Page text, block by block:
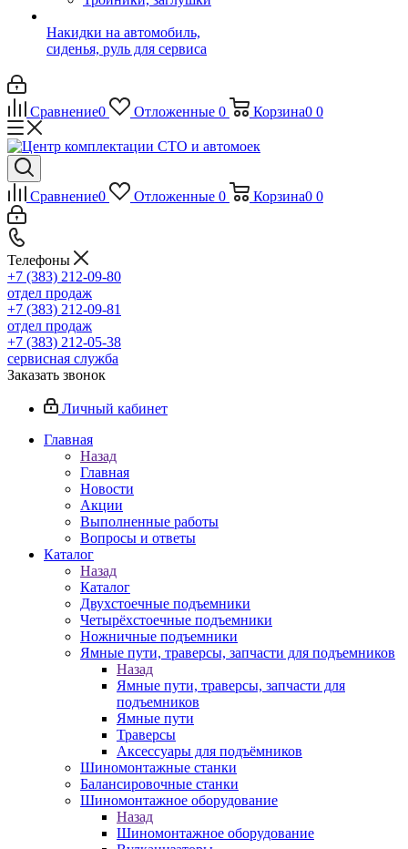
Накидки на автомобиль,
сиденья, руль для сервиса
Сравнение0 Отложенные 0 Корзина0 0
Сравнение0 Отложенные 0 Корзина0 0
Телефоны
+7 (383) 212-09-80
отдел продаж
+7 (383) 212-09-81
отдел продаж
+7 (383) 212-05-38
сервисная служба
Заказать звонок
Личный кабинет
Главная
Назад
Главная
Новости
Акции
Выполненные работы
Вопросы и ответы
Каталог
Назад
Каталог
Двухстоечные подъемники
Четырёхстоечные подъемники
Ножничные подъемники
Ямные пути, траверсы, запчасти для подъемников
Назад
Ямные пути, траверсы, запчасти для
подъемников
Ямные пути
Траверсы
Аксессуары для подъёмников
Шиномонтажные станки
Балансировочные станки
Шиномонтажное оборудование
Назад
Шиномонтажное оборудование